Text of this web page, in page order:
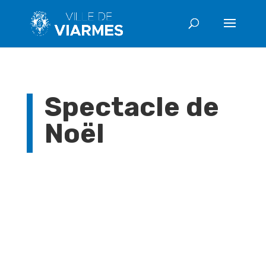
Spectacle de
Noël